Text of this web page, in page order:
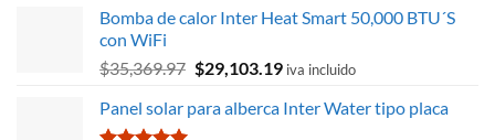
era:
es:
Bomba de calor Inter Heat Smart 50,000 BTU´S
con WiFi
$35,369.97 El
original
$29,103.19El
actual
iva incluido
Panel solar para alberca Inter Water tipo placa